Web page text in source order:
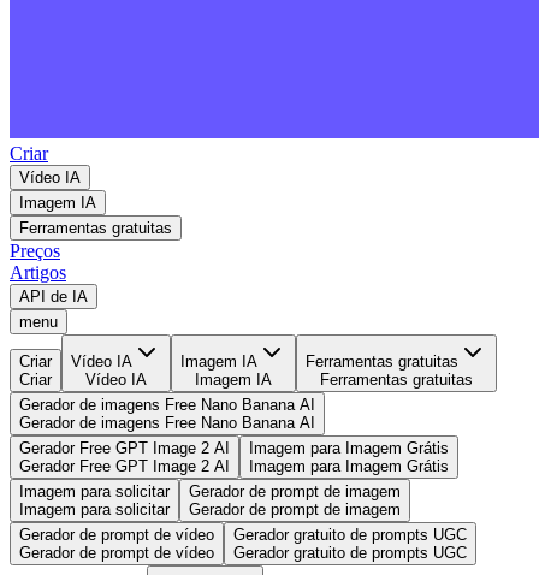
Criar
Vídeo IA
Imagem IA
Ferramentas gratuitas
Preços
Artigos
API de IA
menu
Criar
Criar
Vídeo IA
Vídeo IA
Imagem IA
Imagem IA
Ferramentas gratuitas
Ferramentas gratuitas
Gerador de imagens Free Nano Banana AI
Gerador de imagens Free Nano Banana AI
Gerador Free GPT Image 2 AI
Gerador Free GPT Image 2 AI
Imagem para Imagem Grátis
Imagem para Imagem Grátis
Imagem para solicitar
Imagem para solicitar
Gerador de prompt de imagem
Gerador de prompt de imagem
Gerador de prompt de vídeo
Gerador de prompt de vídeo
Gerador gratuito de prompts UGC
Gerador gratuito de prompts UGC